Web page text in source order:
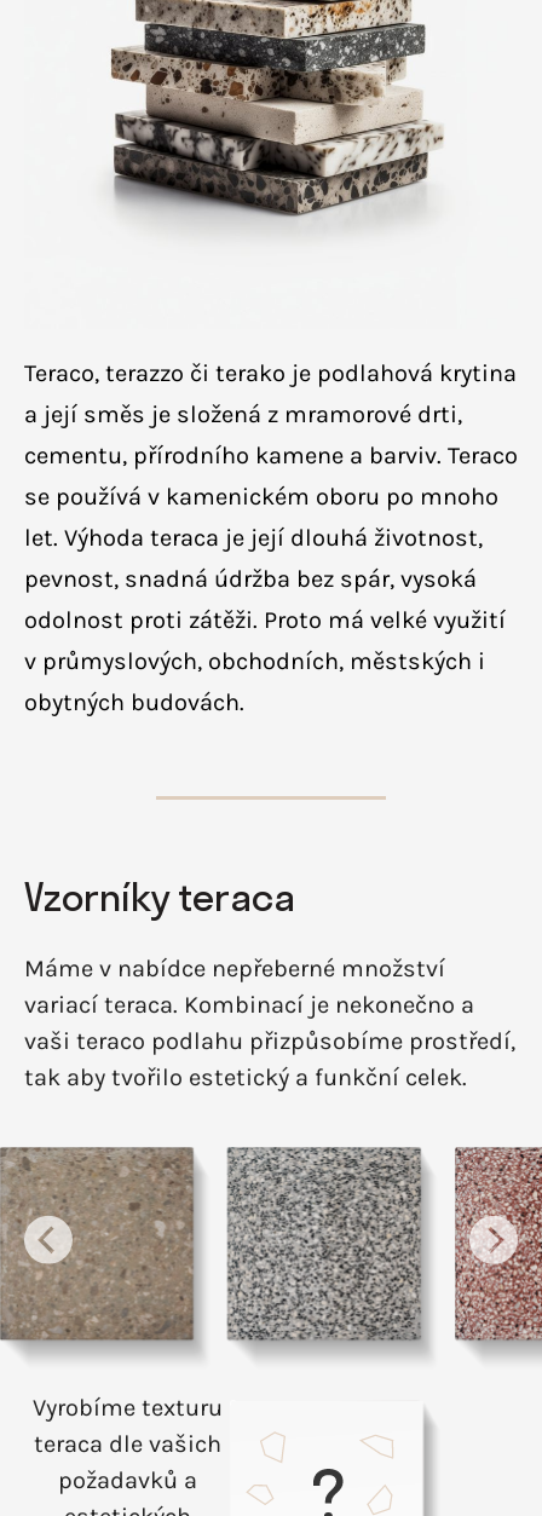
Teraco, terazzo či terako je podlahová krytina
a její směs je složená z mramorové drti,
cementu, přírodního kamene a barviv. Teraco
se používá v kamenickém oboru po mnoho
let. Výhoda teraca je její dlouhá životnost,
pevnost, snadná údržba bez spár, vysoká
odolnost proti zátěži. Proto má velké využití
v průmyslových, obchodních, městských i
obytných budovách.
Vzorníky teraca
Máme v nabídce nepřeberné množství
variací teraca. Kombinací je nekonečno a
vaši teraco podlahu přizpůsobíme prostředí,
tak aby tvořilo estetický a funkční celek.
Vyrobíme texturu
teraca dle vašich
požadavků a